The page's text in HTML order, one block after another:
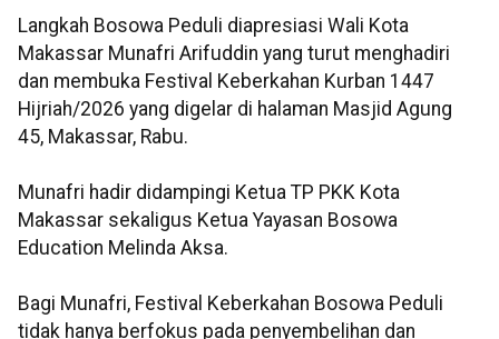
Langkah Bosowa Peduli diapresiasi Wali Kota
Makassar Munafri Arifuddin yang turut menghadiri
dan membuka Festival Keberkahan Kurban 1447
Hijriah/2026 yang digelar di halaman Masjid Agung
45, Makassar, Rabu.
Munafri hadir didampingi Ketua TP PKK Kota
Makassar sekaligus Ketua Yayasan Bosowa
Education Melinda Aksa.
Bagi Munafri, Festival Keberkahan Bosowa Peduli
tidak hanya berfokus pada penyembelihan dan